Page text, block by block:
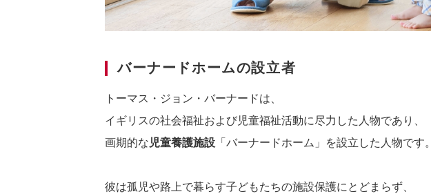
バーナードホームの設立者
トーマス・ジョン・バーナードは、
イギリスの社会福祉および児童福祉活動に尽力した人物であり、
画期的な児童養護施設 「バーナードホーム」を設立した人物です。
彼は孤児や路上で暮らす子どもたちの施設保護にとどまらず、